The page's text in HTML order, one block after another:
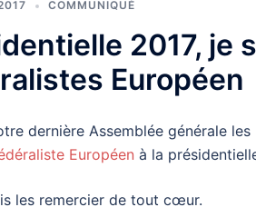
COMMUNIQUÉ
2017, je
Européen
dernière Assemblée générale
Européen à la
les remercier de tout cœur.